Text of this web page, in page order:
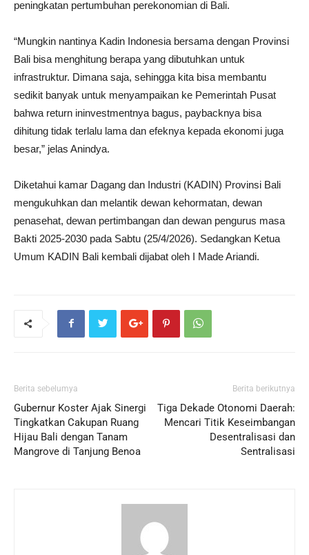
peningkatan pertumbuhan perekonomian di Bali.
“Mungkin nantinya Kadin Indonesia bersama dengan Provinsi
Bali bisa menghitung berapa yang dibutuhkan untuk
infrastruktur. Dimana saja, sehingga kita bisa membantu
sedikit banyak untuk menyampaikan ke Pemerintah Pusat
bahwa return ininvestmentnya bagus, paybacknya bisa
dihitung tidak terlalu lama dan efeknya kepada ekonomi juga
besar,” jelas Anindya.
Diketahui kamar Dagang dan Industri (KADIN) Provinsi Bali
mengukuhkan dan melantik dewan kehormatan, dewan
penasehat, dewan pertimbangan dan dewan pengurus masa
Bakti 2025-2030 pada Sabtu (25/4/2026). Sedangkan Ketua
Umum KADIN Bali kembali dijabat oleh I Made Ariandi.
Berita sebelumya
Gubernur Koster Ajak Sinergi
Tingkatkan Cakupan Ruang
Hijau Bali dengan Tanam
Mangrove di Tanjung Benoa
Berita berikutnya
Tiga Dekade Otonomi Daerah:
Mencari Titik Keseimbangan
Desentralisasi dan
Sentralisasi